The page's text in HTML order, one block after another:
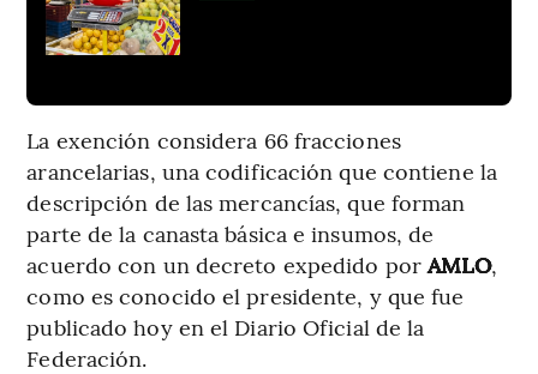
La exención considera 66 fracciones
arancelarias, una codificación que contiene la
descripción de las mercancías, que forman
parte de la canasta básica e insumos, de
acuerdo con un decreto expedido porAMLO,
como es conocido el presidente, y que fue
publicado hoy en el Diario Oficial de la
Federación.